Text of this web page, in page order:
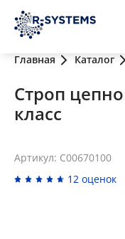
Главная Каталог
Строп
класс
Артикул: C00670100
12 оценок